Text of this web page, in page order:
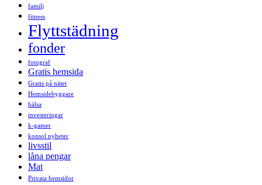
familj
fitness
Flyttstädning
fonder
fotograf
Gratis hemsida
Gratis på nätet
Hemsidebyggare
hälsa
investeringar
k-gamer
konsol nyheter
livsstil
låna pengar
Mat
Privata hemsidor